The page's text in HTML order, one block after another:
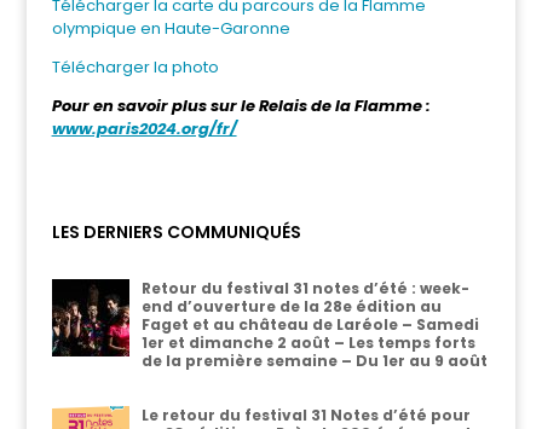
Télécharger la carte du parcours de la Flamme
olympique en Haute-Garonne
Télécharger la photo
Pour en savoir plus sur le Relais de la Flamme :
www.paris2024.org/fr/
LES DERNIERS COMMUNIQUÉS
Retour du festival 31 notes d’été : week-
end d’ouverture de la 28e édition au
Faget et au château de Laréole – Samedi
1er et dimanche 2 août – Les temps forts
de la première semaine – Du 1er au 9 août
Le retour du festival 31 Notes d’été pour